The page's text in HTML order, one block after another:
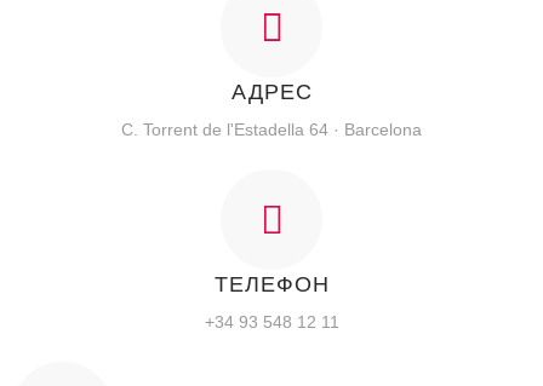
АДРЕС
C. Torrent de l'Estadella 64 · Barcelona
ТЕЛЕФОН
+34 93 548 12 11